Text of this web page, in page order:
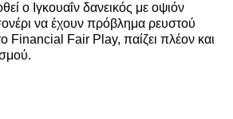
ο Ιγκουαΐν δανεικός με οψιόν
να έχουν πρόβλημα ρευστού
Financial Fair Play, παίζει πλέον και